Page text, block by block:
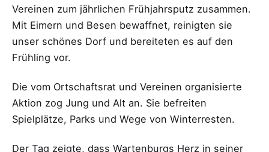
Vereinen zum jährlichen Frühjahrsputz zusammen.
Mit Eimern und Besen bewaffnet, reinigten sie
unser schönes Dorf und bereiteten es auf den
Frühling vor.
Die vom Ortschaftsrat und Vereinen organisierte
Aktion zog Jung und Alt an. Sie befreiten
Spielplätze, Parks und Wege von Winterresten.
Der Tag zeigte, dass Wartenburgs Herz in seiner